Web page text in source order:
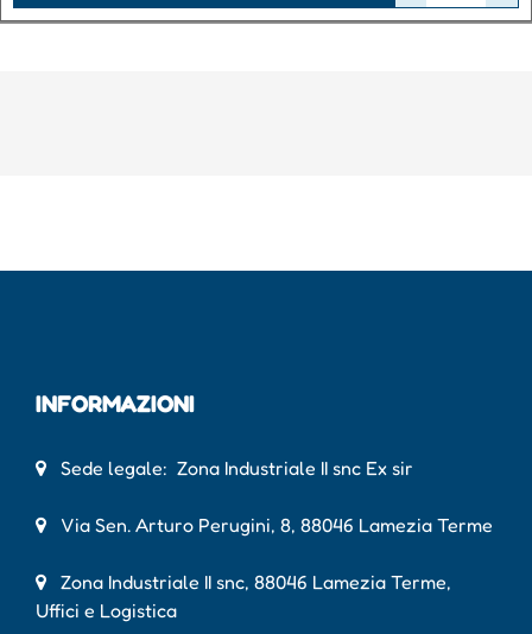
INFORMAZIONI
Sede legale: Zona Industriale II snc Ex sir
Via Sen. Arturo Perugini, 8, 88046 Lamezia Terme
Zona Industriale II snc, 88046 Lamezia Terme,
Uffici e Logistica